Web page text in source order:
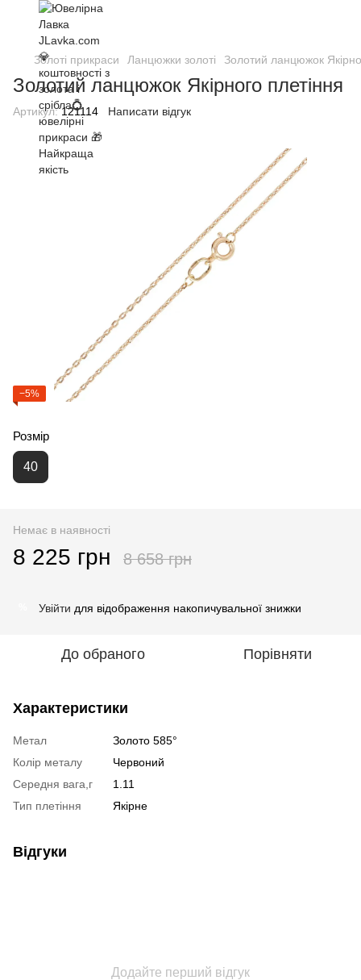
Золоті прикраси Ланцюжки золоті Золотий ланцюжок
Золотий ланцюжок Якірного плетіння
Артикул:121114 Написати відгук
−5%
Розмір
40
Немає в наявності
8 225 грн 8 658 грн
Увійти для відображення накопичувальної знижки
До обраного Порівняти
Характеристики
Метал
Золото 585°
Колір металу
Червоний
Середня вага,г
1.11
Тип плетіння
Якірне
Відгуки
Додайте перший відгук